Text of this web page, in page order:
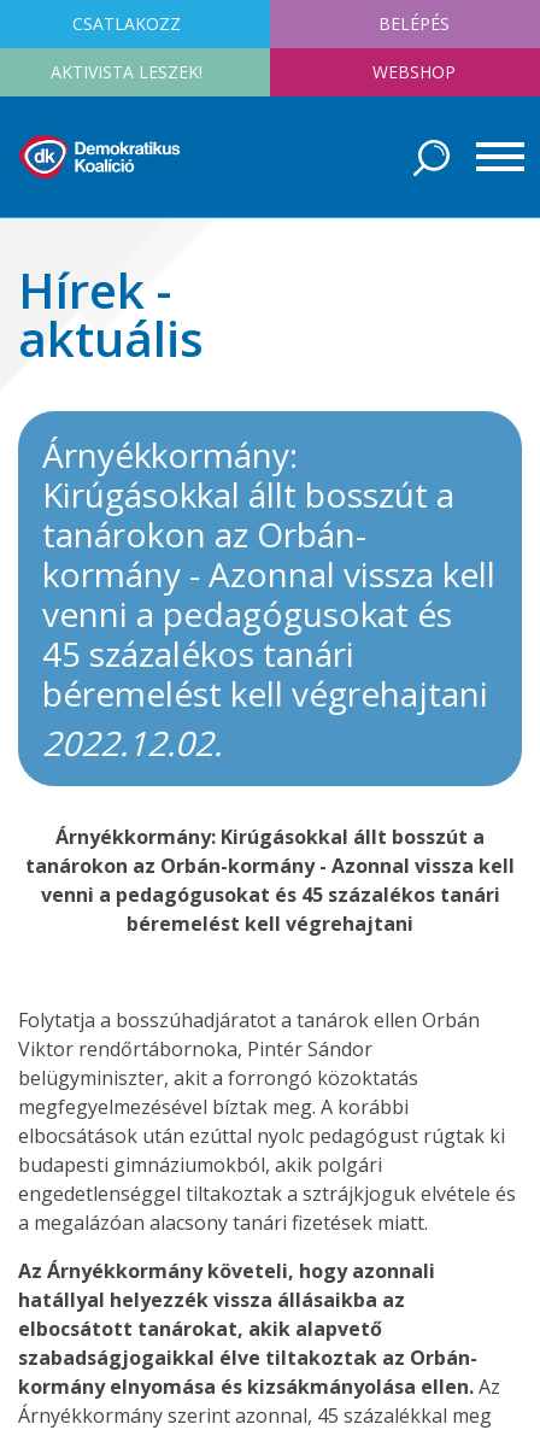
CSATLAKOZZ BELÉPÉS
AKTIVISTA LESZEK! WEBSHOP
Hírek -
aktuális
Árnyékkormány:
Kirúgásokkal állt bosszút a
tanárokon az Orbán-
kormány - Azonnal vissza kell
venni a pedagógusokat és
45 százalékos tanári
béremelést kell végrehajtani
2022.12.02.
Árnyékkormány: Kirúgásokkal állt bosszút a
tanárokon az Orbán-kormány - Azonnal vissza kell
venni a pedagógusokat és 45 százalékos tanári
béremelést kell végrehajtani
Folytatja a bosszúhadjáratot a tanárok ellen Orbán
Viktor rendőrtábornoka, Pintér Sándor
belügyminiszter, akit a forrongó közoktatás
megfegyelmezésével bíztak meg. A korábbi
elbocsátások után ezúttal nyolc pedagógust rúgtak ki
budapesti gimnáziumokból, akik polgári
engedetlenséggel tiltakoztak a sztrájkjoguk elvétele és
a megalázóan alacsony tanári fizetések miatt.
Az Árnyékkormány követeli, hogy azonnali
hatállyal helyezzék vissza állásaikba az
elbocsátott tanárokat, akik alapvető
szabadságjogaikkal élve tiltakoztak az Orbán-
kormány elnyomása és kizsákmányolása ellen.Az
Árnyékkormány szerint azonnal, 45 százalékkal meg